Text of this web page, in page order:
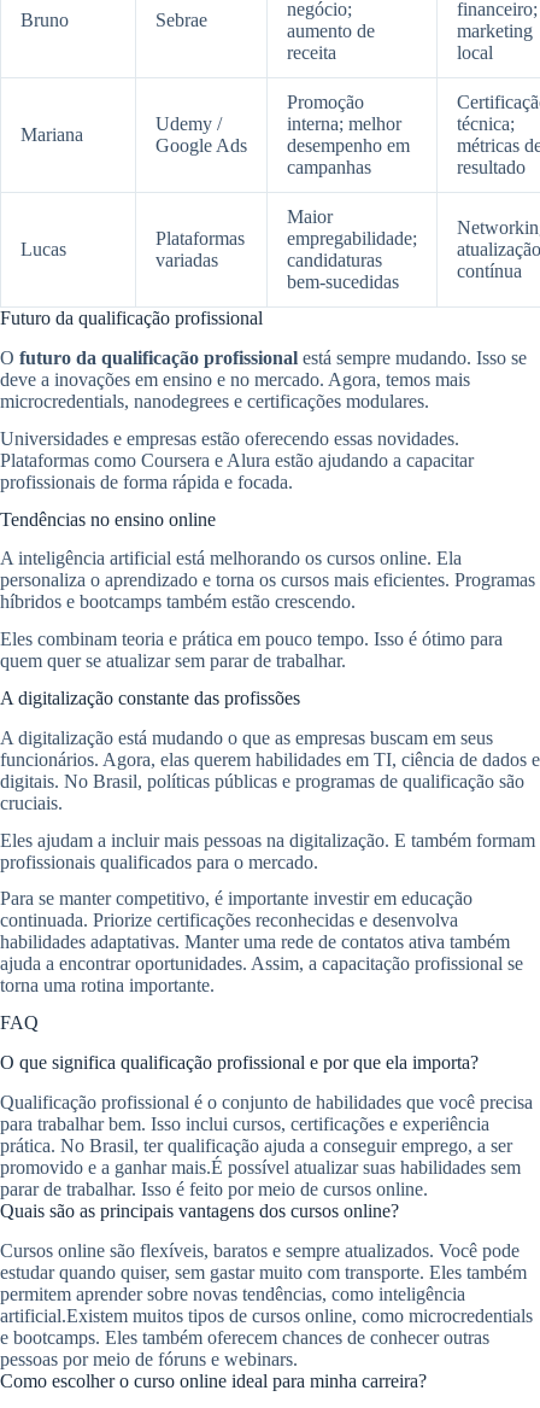
Bruno Sebrae
negócio;
aumento de
receita
financeiro;
marketing
local
Mariana
Udemy /
Google Ads
Promoção
interna; melhor
desempenho em
campanhas
técnica;
métricas
resultado
Lucas
Plataformas
variadas
Maior
empregabilidade;
candidaturas
bem-sucedidas
atualização
contínua
Futuro da qualificação profissional
O futuro da qualificação profissional está sempre mudando. Isso se
deve a inovações em ensino e no mercado. Agora, temos mais
microcredentials, nanodegrees e certificações modulares.
Universidades e empresas estão oferecendo essas novidades.
Plataformas como Coursera e Alura estão ajudando a capacitar
profissionais de forma rápida e focada.
Tendências no ensino online
A inteligência artificial está melhorando os cursos online. Ela
personaliza o aprendizado e torna os cursos mais eficientes. Programas
híbridos e bootcamps também estão crescendo.
Eles combinam teoria e prática em pouco tempo. Isso é ótimo para
quem quer se atualizar sem parar de trabalhar.
A digitalização constante das profissões
A digitalização está mudando o que as empresas buscam em seus
funcionários. Agora, elas querem habilidades em TI, ciência de dados e
digitais. No Brasil, políticas públicas e programas de qualificação são
cruciais.
Eles ajudam a incluir mais pessoas na digitalização. E também formam
profissionais qualificados para o mercado.
Para se manter competitivo, é importante investir em educação
continuada. Priorize certificações reconhecidas e desenvolva
habilidades adaptativas. Manter uma rede de contatos ativa também
ajuda a encontrar oportunidades. Assim, a capacitação profissional se
torna uma rotina importante.
FAQ
O que significa qualificação profissional e por que ela importa?
Qualificação profissional é o conjunto de habilidades que você precisa
para trabalhar bem. Isso inclui cursos, certificações e experiência
prática. No Brasil, ter qualificação ajuda a conseguir emprego, a ser
promovido e a ganhar mais.É possível atualizar suas habilidades sem
parar de trabalhar. Isso é feito por meio de cursos online.
Quais são as principais vantagens dos cursos online?
Cursos online são flexíveis, baratos e sempre atualizados. Você pode
estudar quando quiser, sem gastar muito com transporte. Eles também
permitem aprender sobre novas tendências, como inteligência
artificial.Existem muitos tipos de cursos online, como microcredentials
e bootcamps. Eles também oferecem chances de conhecer outras
pessoas por meio de fóruns e webinars.
Como escolher o curso online ideal para minha carreira?